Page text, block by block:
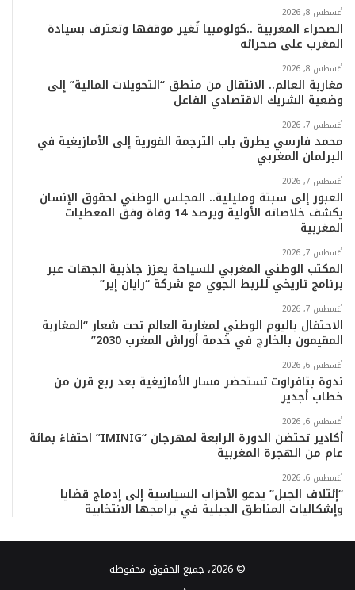
ك
ب
ر
k
ب
أغسطس 8, 2026
الصحراء المغربية ..كولومبيا تُغير موقفها وتعترف بسيادة
المغرب على صحرائه
أغسطس 8, 2026
مغاربة العالم.. الانتقال من منطق “التحويلات المالية” إلى
وضعية الشريك الاقتصادي الفاعل
أغسطس 7, 2026
محمد فارسي يطرق باب الترجمة الفورية إلى الأمازيغية في
البرلمان المغربي
أغسطس 7, 2026
العبور إلى سبتة ومليلية.. المجلس الوطني لحقوق الإنسان
يكشف خلاصاته الأولية ويرصد 14 وفاة وفق المعطيات
المغربية
أغسطس 7, 2026
المكتب الوطني المغربي للسياحة يعزز جاذبية الجهات عبر
برنامج تاريخي للربط الجوي مع شركة “رايان إير”
أغسطس 7, 2026
الاحتفال باليوم الوطني لمغاربة العالم تحت شعار “المغاربة
المقيمون بالخارج في خدمة أوراش المغرب 2030”
أغسطس 6, 2026
ندوة بتافراوت تستحضر مسار الأمازيغية بعد ربع قرن من
خطاب أجدير
أغسطس 6, 2026
أكادير تحتضن الدورة الرابعة لمهرجان “IMINIG” احتفاءً بمائة
عام من الهجرة المغربية
أغسطس 6, 2026
“إئتلاف الجبل” يدعو الأحزاب السياسية إلى إدماج قضايا
وإشكاليات المناطق الجبلية في برامجها الانتخابية
© 2026، جميع الحقوق محفوظة